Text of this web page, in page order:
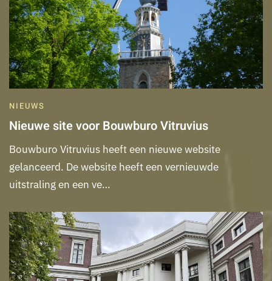
NIEUWS
Nieuwe site voor Bouwburo Vitruvius
Bouwburo Vitruvius heeft een nieuwe website
gelanceerd. De website heeft een vernieuwde
uitstraling en een ve…